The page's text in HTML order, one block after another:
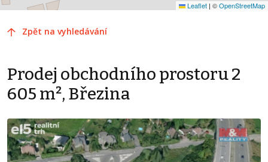
Leaflet | ©OpenStreetMap
Zpět na vyhledávání
Prodej obchodního prostoru 2
605 m², Březina